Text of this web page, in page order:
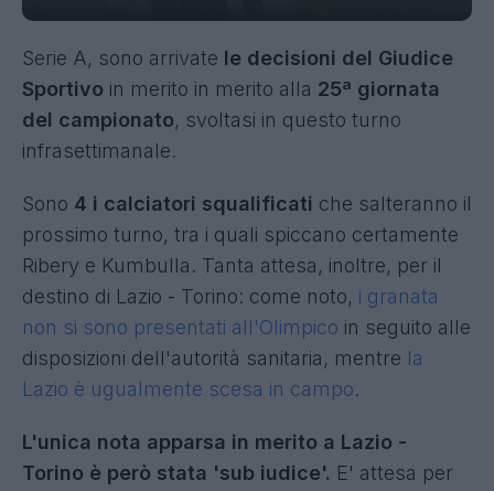
Serie A, sono arrivate le decisioni del Giudice
Sportivo in merito in merito alla 25ª giornata
del campionato, svoltasi in questo turno
infrasettimanale.
Sono 4 i calciatori squalificati che salteranno il
prossimo turno, tra i quali spiccano certamente
Ribery e Kumbulla. Tanta attesa, inoltre, per il
destino di Lazio - Torino: come noto, i granata
non si sono presentati all'Olimpico in seguito alle
disposizioni dell'autorità sanitaria, mentre la
Lazio è ugualmente scesa in campo.
L'unica nota apparsa in merito a Lazio -
Torino è però stata 'sub iudice'. E' attesa per